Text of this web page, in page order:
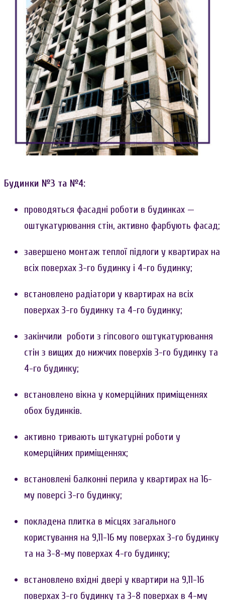
Будинки №3 та №4:
проводяться фасадні роботи в будинках —
оштукатурювання стін, активно фарбують фасад;
завершено монтаж теплої підлоги у квартирах на
всіх поверхах 3-го будинку і 4-го будинку;
встановлено радіатори у квартирах на всіх
поверхах 3-го будинку та 4-го будинку;
закінчили роботи з гіпсового оштукатурювання
стін з вищих до нижчих поверхів 3-го будинку та
4-го будинку;
встановлено вікна у комерційних приміщеннях
обох будинків.
активно тривають штукатурні роботи у
комерційних приміщеннях;
встановлені балконні перила у квартирах на 16-
му поверсі 3-го будинку;
покладена плитка в місцях загального
користування на 9,11-16 му поверхах 3-го будинку
та на 3-8-му поверхах 4-го будинку;
встановлено вхідні двері у квартири на 9,11-16
поверхах 3-го будинку та 3-8 поверхах в 4-му